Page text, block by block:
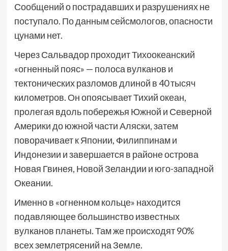
Сообщений о пострадавших и разрушениях не
поступало. По данным сейсмологов, опасности
цунами нет.
Через Сальвадор проходит Тихоокеанский
«огненный пояс» — полоса вулканов и
тектонических разломов длиной в 40 тысяч
километров. Он опоясывает Тихий океан,
пролегая вдоль побережья Южной и Северной
Америки до южной части Аляски, затем
поворачивает к Японии, Филиппинам и
Индонезии и завершается в районе острова
Новая Гвинея, Новой Зеландии и юго-западной
Океании.
Именно в «огненном кольце» находится
подавляющее большинство известных
вулканов планеты. Там же происходят 90%
всех землетрясений на Земле.